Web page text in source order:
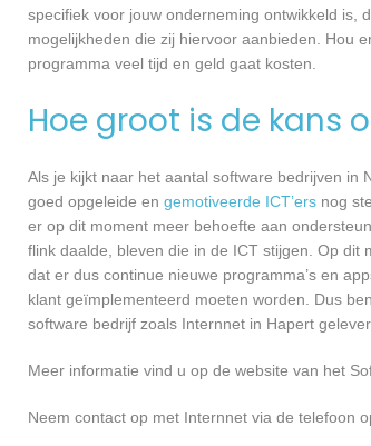
specifiek voor jouw onderneming ontwikkeld is,
mogelijkheden die zij hiervoor aanbieden. Hou
programma veel tijd en geld gaat kosten.
Hoe groot is de kans
Als je kijkt naar het aantal software bedrijven
goed opgeleide en gemotiveerde ICT’ers nog
er op dit moment meer behoefte aan
flink daalde, bleven die in de ICT stijgen. Op dit
dat er dus continue nieuwe programma’s en
klant geïmplementeerd moeten worden. Dus
software bedrijf zoals Internnet in Hapert
Meer informatie vind u op de website van het
Neem contact op met Internnet via de telefoon